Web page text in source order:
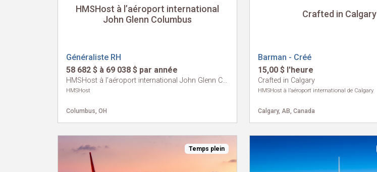
HMSHost à l’aéroport international
John Glenn Columbus
Généraliste RH
58 682 $ à 69 038 $ par année
HMSHost à l’aéroport international John Glenn Columbus
HMSHost
Columbus, OH
Crafted in Calgary
Barman - Créé
15,00 $ l'heure
Crafted in Calgary
HMSHost à l’aéroport international de Calgary
Calgary, AB, Canada
Temps plein